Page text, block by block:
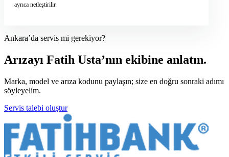
ayrıca netleştirilir.
Ankara’da servis mi gerekiyor?
Arızayı Fatih Usta’nın ekibine anlatın.
Marka, model ve arıza kodunu paylaşın; size en doğru sonraki adımı
söyleyelim.
Servis talebi oluştur